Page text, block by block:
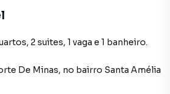
2 suites, 1 vaga e 1 banheiro.
De Minas, no bairro Santa Amélia